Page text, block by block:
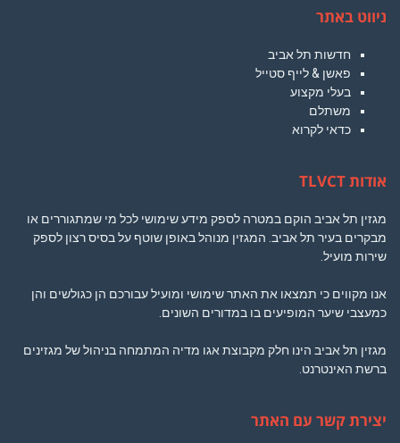
ניווט באתר
חדשות תל אביב
פאשן & לייף סטייל
בעלי מקצוע
משתלם
כדאי לקרוא
אודות TLVCT
מגזין תל אביב הוקם במטרה לספק מידע שימושי לכל מי שמתגוררים או
מבקרים בעיר תל אביב. המגזין מנוהל באופן שוטף על בסיס רצון לספק
שירות מועיל.
אנו מקווים כי תמצאו את האתר שימושי ומועיל עבורכם הן כגולשים והן
כמעצבי שיער המופיעים בו במדורים השונים.
מגזין תל אביב הינו חלק מקבוצת אגו מדיה המתמחה בניהול של מגזינים
ברשת האינטרנט.
יצירת קשר עם האתר